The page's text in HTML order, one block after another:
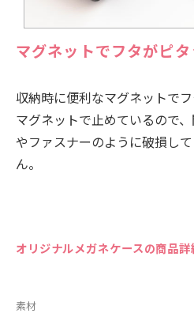
マグネットでフタがピ
収納時に便利なマグネットでフ
マグネットで止めているので
やファスナーのように破損し
ん。
オリジナルメガネケースの商品詳
素材